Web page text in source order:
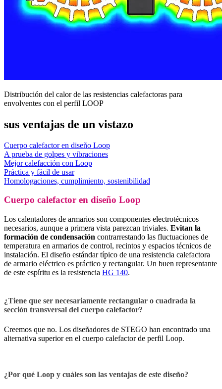
Distribución del calor de las resistencias calefactoras para
envolventes con el perfil LOOP
sus ventajas de un vistazo
Cuerpo calefactor en diseño Loop
A prueba de golpes y vibraciones
Mejor calefacción con Loop
Práctica y fácil de usar
Homologaciones, cumplimiento, sostenibilidad
Cuerpo calefactor en diseño Loop
Los calentadores de armarios son componentes electrotécnicos
necesarios, aunque a primera vista parezcan triviales. Evitan la
formación de condensación contrarrestando las fluctuaciones de
temperatura en armarios de control, recintos y espacios técnicos de
instalación. El diseño estándar típico de una resistencia calefactora
de armario eléctrico es práctico y rectangular. Un buen representante
de este espíritu es la resistencia HG 140.
¿Tiene que ser necesariamente rectangular o cuadrada la
sección transversal del cuerpo calefactor?
Creemos que no. Los diseñadores de STEGO han encontrado una
alternativa superior en el cuerpo calefactor de perfil Loop.
¿Por qué Loop y cuáles son las ventajas de este diseño?